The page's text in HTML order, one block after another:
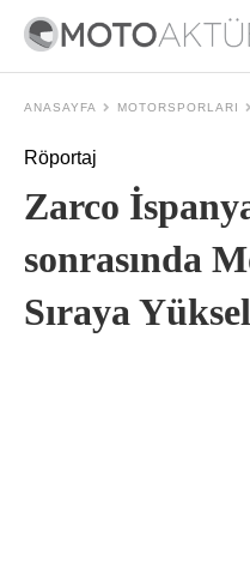
ANASAYFA MOTORSPORLARI
Röportaj
Zarco
sonrasında
Sıraya